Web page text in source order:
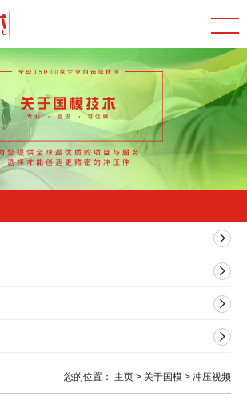
您的位置： 主页 > 关于国模 > 冲压视频